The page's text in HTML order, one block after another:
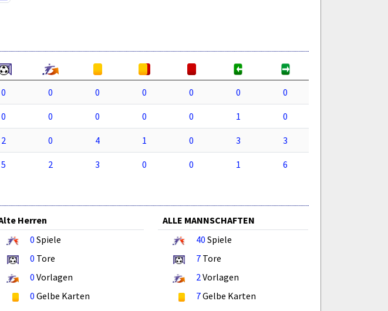
0 0 0 0 0 0 0
0 0 0 0 0 1 0
2 0 4 1 0 3 3
5 2 3 0 0 1 6
Herren
0 Spiele
0 Tore
0 Vorlagen
0 Gelbe Karten
ALLE MANNSCHAFTEN
40 Spiele
7 Tore
2Vorlagen
7Gelbe Karten